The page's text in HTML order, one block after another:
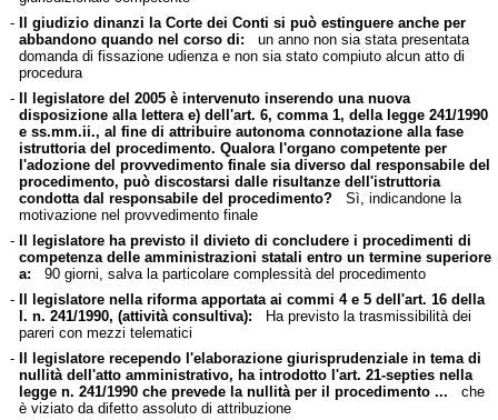
- Il giudizio dinanzi la Corte dei Conti si può estinguere anche per
abbandono quando nel corso di: un anno non sia stata presentata
domanda di fissazione udienza e non sia stato compiuto alcun atto di
procedura
- Il legislatore del 2005 è intervenuto inserendo una nuova
disposizione alla lettera e) dell'art. 6, comma 1, della legge 241/1990
e ss.mm.ii., al fine di attribuire autonoma connotazione alla fase
istruttoria del procedimento. Qualora l'organo competente per
l'adozione del provvedimento finale sia diverso dal responsabile del
procedimento, può discostarsi dalle risultanze dell'istruttoria
condotta dal responsabile del procedimento?Sì, indicandone la
motivazione nel provvedimento finale
- Il legislatore ha previsto il divieto di concludere i procedimenti di
competenza delle amministrazioni statali entro un termine superiore
a: 90 giorni, salva la particolare complessità del procedimento
- Il legislatore nella riforma apportata ai commi 4 e 5 dell'art. 16 della
l. n. 241/1990, (attività consultiva): Ha previsto la trasmissibilità dei
pareri con mezzi telematici
- Il legislatore recependo l'elaborazione giurisprudenziale in tema di
nullità dell'atto amministrativo, ha introdotto l'art. 21-septies nella
legge n. 241/1990 che prevede la nullità per il procedimento ... che
è viziato da difetto assoluto di attribuzione